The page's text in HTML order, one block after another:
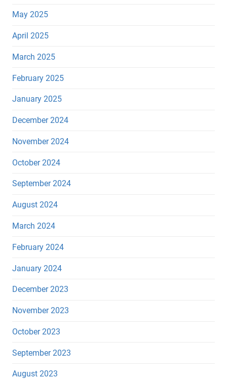
May 2025
April 2025
March 2025
February 2025
January 2025
December 2024
November 2024
October 2024
September 2024
August 2024
March 2024
February 2024
January 2024
December 2023
November 2023
October 2023
September 2023
August 2023